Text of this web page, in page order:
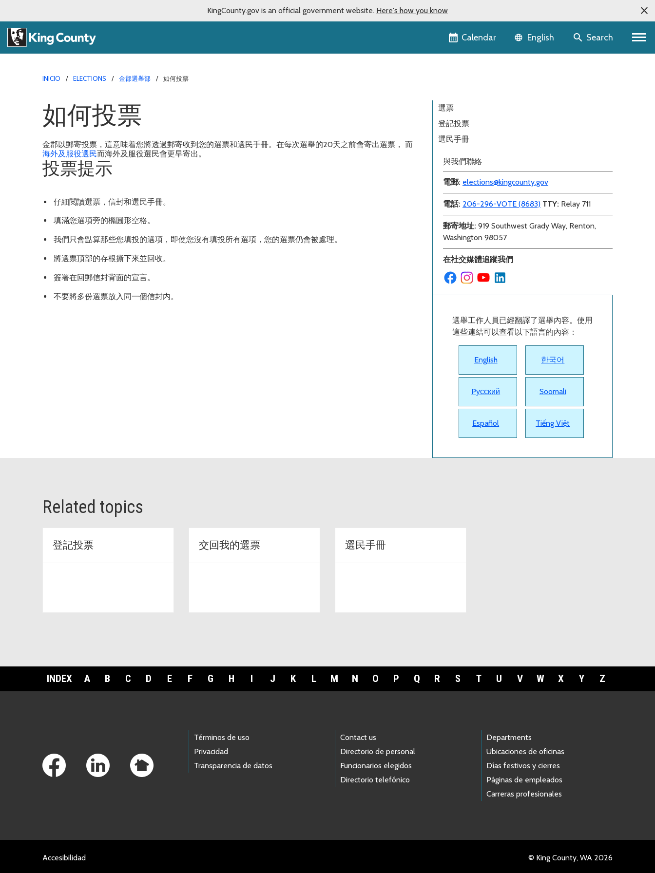
KingCounty.gov is an official government website. Here's how you know
Calendar Language selector
English Search
INICIO ELECTIONS 金郡選舉部 如何投票
如何投票
金郡以郵寄投票，這意味着您將透過郵寄收到您的選票和選民手冊。在每次選舉的20天之前會寄出選票， 而
海外及服役選民而海外及服役選民會更早寄出。
投票提示
仔細閲讀選票，信封和選民手冊。
填滿您選項旁的橢圓形空格。
我們只會點算那些您填投的選項，即使您沒有填投所有選項，您的選票仍會被處理。
將選票頂部的存根撕下來並回收。
簽署在回郵信封背面的宣言。
不要將多份選票放入同一個信封内。
選票
登記投票
選民手冊
與我們聯絡
電郵: elections@kingcounty.gov
電話: 206-296-VOTE (8683) TTY: Relay 711
郵寄地址: 919 Southwest Grady Way, Renton,
Washington 98057
在社交媒體追蹤我們
選舉工作人員已經翻譯了選舉內容。使用
這些連結可以查看以下語言的內容：
English 한국어
Pусский Soomali
Español Tiếng Việt
Related topics
登記投票 交回我的選票 選民手冊
INDEX A B C D E F G H I J K L M N O P Q R S T U V W X Y Z
Términos de uso
Privacidad
Transparencia de datos
Contact us
Directorio de personal
Funcionarios elegidos
Directorio telefónico
Departments
Ubicaciones de oficinas
Días festivos y cierres
Páginas de empleados
Carreras profesionales
Accesibilidad © King County, WA 2026